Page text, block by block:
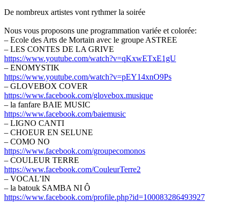
De nombreux artistes vont rythmer la soirée
Nous vous proposons une programmation variée et colorée:
– Ecole des Arts de Mortain avec le groupe ASTREE
– LES CONTES DE LA GRIVE
https://www.youtube.com/watch?v=qKxwETxE1gU
– ENOMYSTIK
https://www.youtube.com/watch?v=pEY14xnO9Ps
– GLOVEBOX COVER
https://www.facebook.com/glovebox.musique
– la fanfare BAIE MUSIC
https://www.facebook.com/baiemusic
– LIGNO CANTI
– CHOEUR EN SELUNE
– COMO NO
https://www.facebook.com/groupecomonos
– COULEUR TERRE
https://www.facebook.com/CouleurTerre2
– VOCAL’IN
– la batouk SAMBA NI Ô
https://www.facebook.com/profile.php?id=100083286493927